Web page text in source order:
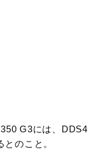
G3には、DDS4
のこと。